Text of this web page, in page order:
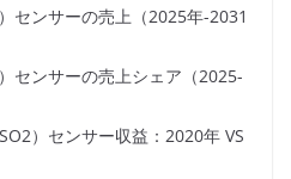
センサーの売上（2025年-2031
センサーの売上シェア（2025-
）センサー収益：2020年 VS